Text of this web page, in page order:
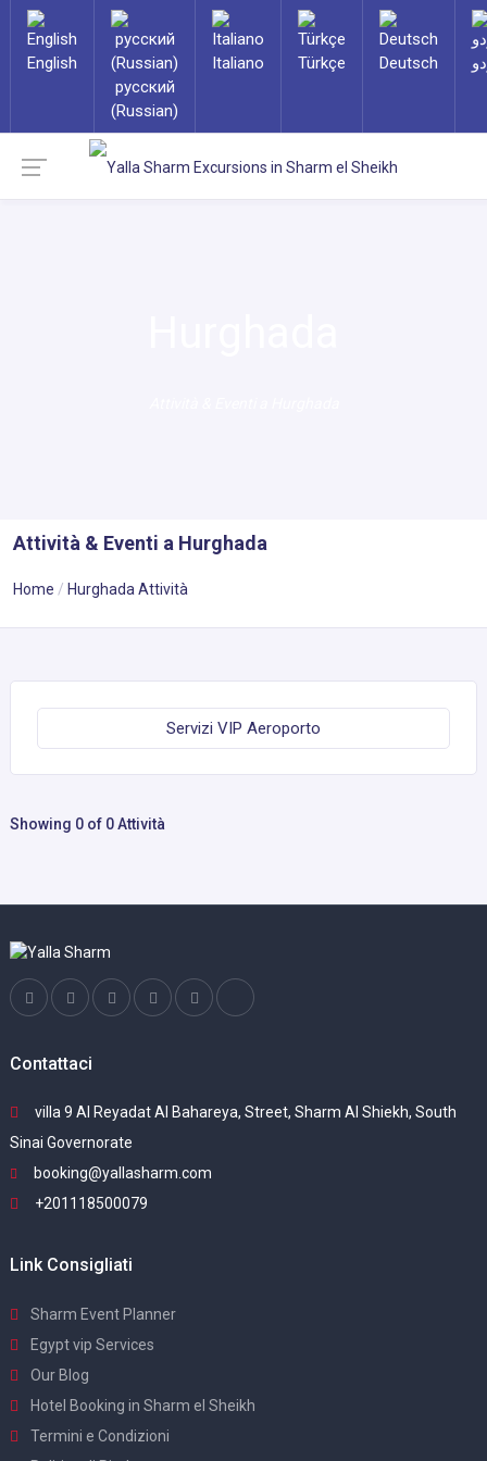
English
русский
(Russian)
Italiano Türkçe Deutsch
Attività & Eventi a Hurghada
Home Hurghada Attività
Servizi VIP Aeroporto
Showing 0 of 0 Attività
Contattaci
villa 9 Al Reyadat Al Bahareya, Street, Sharm Al Shiekh, South
Sinai Governorate
booking@yallasharm.com
+201118500079
Link Consigliati
Sharm Event Planner
Egypt vip Services
Our Blog
Hotel Booking in Sharm el Sheikh
Termini e Condizioni